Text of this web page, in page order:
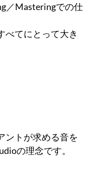
／Masteringでの仕
べてにとって大き
ントが求める音を
の理念です。